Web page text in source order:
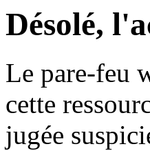
Désolé,
Le pare-feu
cette
jugée